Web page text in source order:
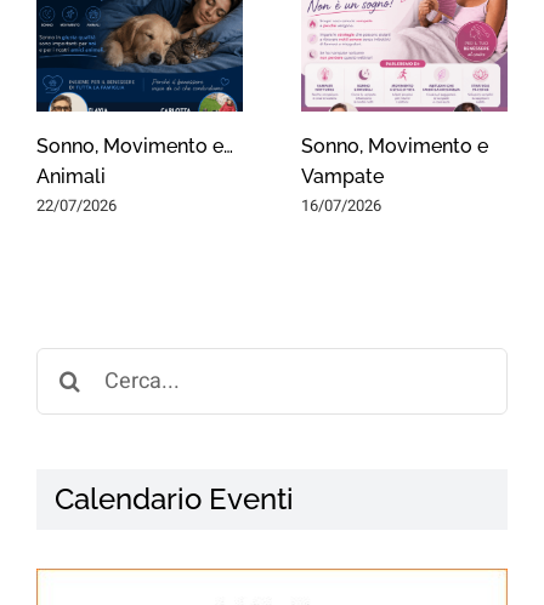
Sonno, Movimento e…
Animali
22/07/2026
Sonno, Movimento e
Vampate
16/07/2026
Search
for:
Calendario Eventi